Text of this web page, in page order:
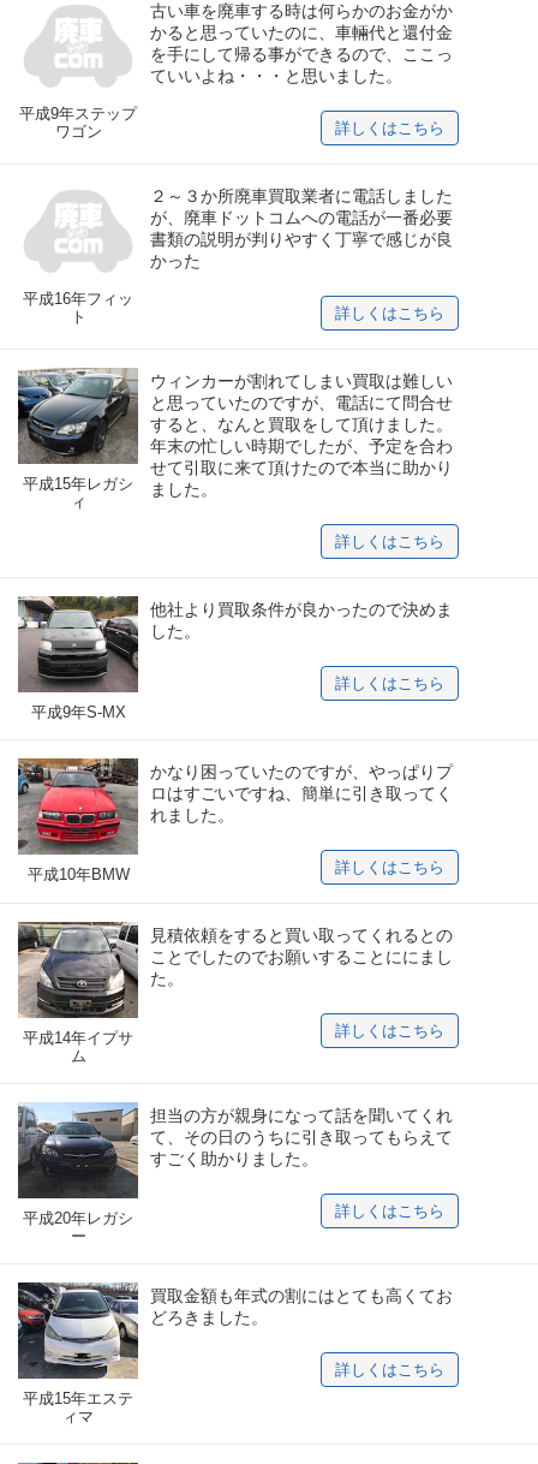
平成9年ステップ
ワゴン
古い車を廃車する時は何らかのお金がか
かると思っていたのに、車輛代と還付金
を手にして帰る事ができるので、ここっ
ていいよね・・・と思いました。
詳しくはこちら
平成16年フィッ
ト
２～３か所廃車買取業者に電話しました
が、廃車ドットコムへの電話が一番必要
書類の説明が判りやすく丁寧で感じが良
かった
詳しくはこちら
平成15年レガシ
ィ
ウィンカーが割れてしまい買取は難しい
と思っていたのですが、電話にて問合せ
すると、なんと買取をして頂けました。
年末の忙しい時期でしたが、予定を合わ
せて引取に来て頂けたので本当に助かり
ました。
詳しくはこちら
平成9年S-MX
他社より買取条件が良かったので決めま
した。
詳しくはこちら
平成10年BMW
かなり困っていたのですが、やっぱりプ
ロはすごいですね、簡単に引き取ってく
れました。
詳しくはこちら
平成14年イプサ
ム
見積依頼をすると買い取ってくれるとの
ことでしたのでお願いすることににまし
た。
詳しくはこちら
平成20年レガシ
ー
担当の方が親身になって話を聞いてくれ
て、その日のうちに引き取ってもらえて
すごく助かりました。
詳しくはこちら
平成15年エステ
ィマ
買取金額も年式の割にはとても高くてお
どろきました。
詳しくはこちら